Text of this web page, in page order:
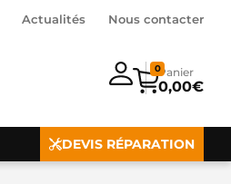
Actualités Nous contacter
0,00€
0
DEVIS RÉPARATION